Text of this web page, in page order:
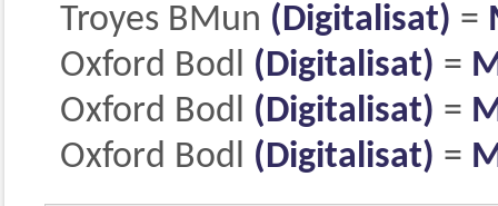
Troyes BMun (Digitalisat) =
Oxford Bodl (Digitalisat) =
Oxford Bodl (Digitalisat) =
Oxford Bodl (Digitalisat) =